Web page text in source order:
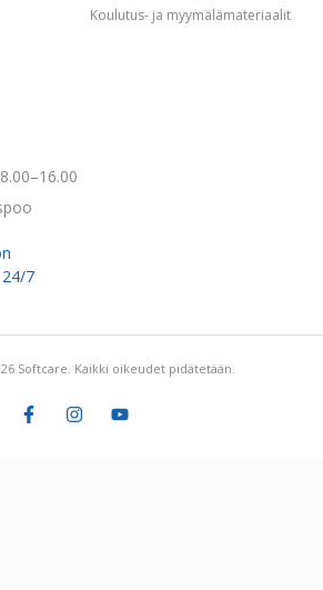
Koulutus- ja myymälämateriaalit
7
Softcare. Kaikki oikeudet pidätetään.